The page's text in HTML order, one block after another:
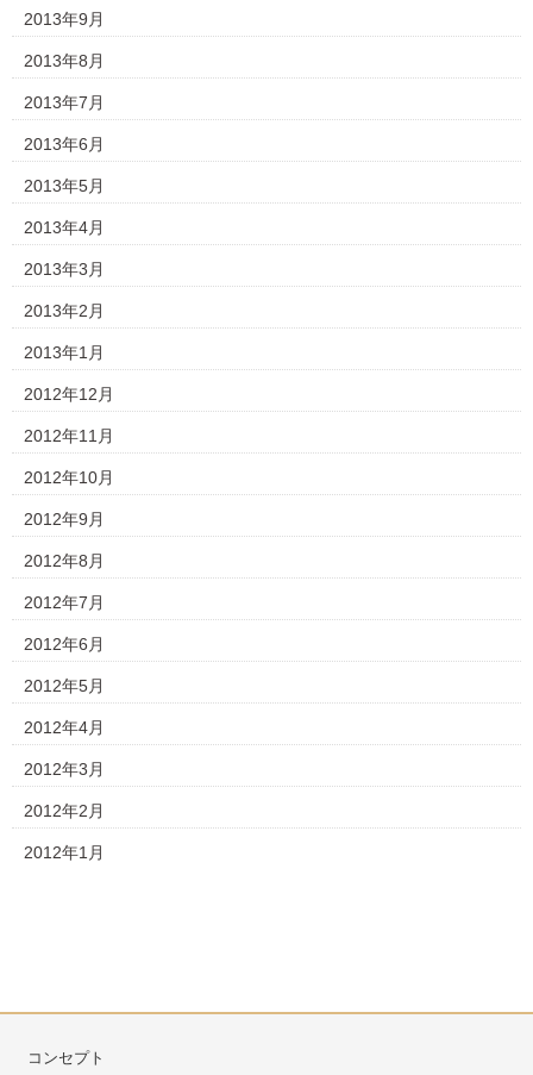
2013年9月
2013年8月
2013年7月
2013年6月
2013年5月
2013年4月
2013年3月
2013年2月
2013年1月
2012年12月
2012年11月
2012年10月
2012年9月
2012年8月
2012年7月
2012年6月
2012年5月
2012年4月
2012年3月
2012年2月
2012年1月
コンセプト